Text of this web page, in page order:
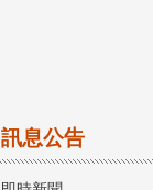
訊息公告